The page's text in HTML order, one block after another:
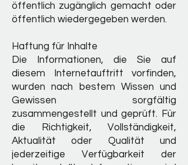
öffentlich zugänglich gemacht oder
öffentlich wiedergegeben werden.
Haftung für Inhalte
Die Informationen, die Sie auf
diesem Internetauftritt vorfinden,
wurden nach bestem Wissen und
Gewissen sorgfältig
zusammengestellt und geprüft. Für
die Richtigkeit, Vollständigkeit,
Aktualität oder Qualität und
jederzeitige Verfügbarkeit der